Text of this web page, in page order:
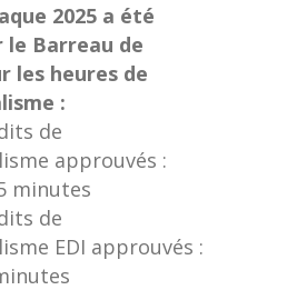
2025 a été
le Barreau de
les heures de
:
de
approuvés :
minutes
de
EDI approuvés :